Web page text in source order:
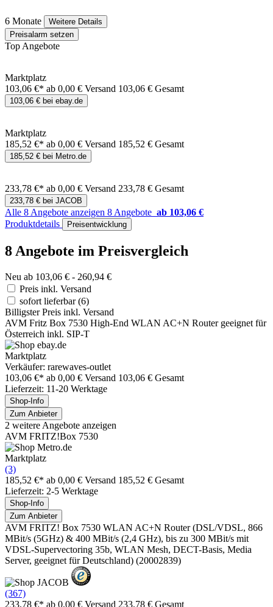
6 Monate
Weitere Details
Preisalarm setzen
Top Angebote
Marktplatz
103,06 €* ab 0,00 € Versand 103,06 € Gesamt
103,06 € bei ebay.de
Marktplatz
185,52 €* ab 0,00 € Versand 185,52 € Gesamt
185,52 € bei Metro.de
233,78 €* ab 0,00 € Versand 233,78 € Gesamt
233,78 € bei JACOB
Alle 8 Angebote anzeigen 8 Angebote ab 103,06 €
Produktdetails
Preisentwicklung
8 Angebote im Preisvergleich
Neu ab 103,06 € - 260,94 €
Preis inkl. Versand
sofort lieferbar(6)
Billigster Preis inkl. Versand
AVM Fritz Box 7530 High-End WLAN AC+N Router geeignet für
Österreich inkl. SIP-T
Marktplatz
Verkäufer: rarewaves-outlet
103,06 €* ab 0,00 € Versand 103,06 € Gesamt
Lieferzeit: 11-20 Werktage
Shop-Info
Zum Anbieter
2 weitere Angebote anzeigen
AVM FRITZ!Box 7530
Marktplatz
(3)
185,52 €* ab 0,00 € Versand 185,52 € Gesamt
Lieferzeit: 2-5 Werktage
Shop-Info
Zum Anbieter
AVM FRITZ! Box 7530 WLAN AC+N Router (DSL/VDSL, 866
MBit/s (5GHz) & 400 MBit/s (2,4 GHz), bis zu 300 MBit/s mit
VDSL-Supervectoring 35b, WLAN Mesh, DECT-Basis, Media
Server, geeignet für Deutschland) (20002839)
(367)
233,78 €* ab 0,00 € Versand 233,78 € Gesamt